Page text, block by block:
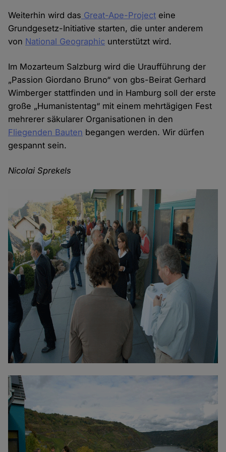
Weiterhin wird das Great-Ape-Project eine
Grundgesetz-Initiative starten, die unter anderem
von National Geographic unterstützt wird.
Im Mozarteum Salzburg wird die Uraufführung der
„Passion Giordano Bruno“ von gbs-Beirat Gerhard
Wimberger stattfinden und in Hamburg soll der erste
große „Humanistentag“ mit einem mehrtägigen Fest
mehrerer säkularer Organisationen in den
Fliegenden Bauten begangen werden. Wir dürfen
gespannt sein.
Nicolai Sprekels